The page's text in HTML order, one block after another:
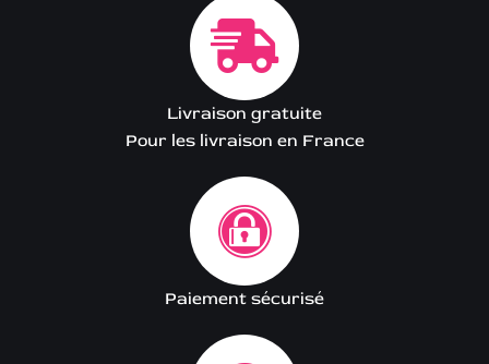
Livraison gratuite
Pour les livraison en France
Paiement sécurisé